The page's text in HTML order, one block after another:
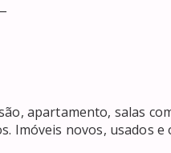
apartamento, salas
Imóveis novos, usados